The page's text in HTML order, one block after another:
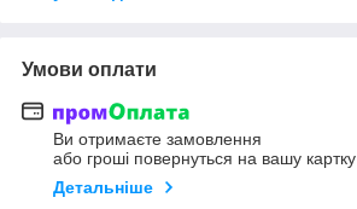
Умови оплати
Ви отримаєте замовлення
або гроші повернуться на вашу картку
Детальніше